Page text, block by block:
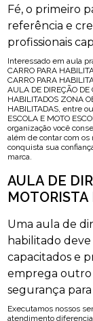
Fé, o primeiro
referência e
profissionais
Interessado em aula
CARRO PARA
CARRO PARA
AULA DE DIREÇÃO DE
HABILITADOS ZONA
HABILITADAS, entre
ESCOLA E MOTO
organização você
além de contar com
conquista sua
marca.
AULA DE
Uma aula de
habilitado
capacitados e
emprega outro
segurança
Executamos nossos
atendimento